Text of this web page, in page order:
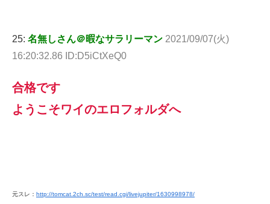
25: 名無しさん＠暇なサラリーマン 2021/09/07(火)
16:20:32.86 ID:D5iCtXeQ0
合格です
ようこそワイのエロフォルダへ
元スレ： http://tomcat.2ch.sc/test/read.cgi/livejupiter/1630998978/